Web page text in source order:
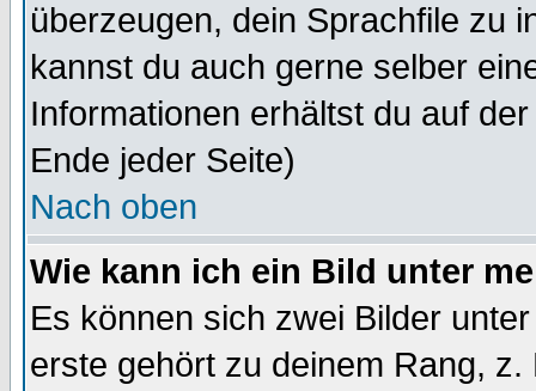
überzeugen, dein Sprachfile zu
kannst du auch gerne selber
Informationen erhältst du auf
Ende jeder Seite)
Nach oben
Wie kann ich ein Bild unter
Es können sich zwei Bilder
erste gehört zu deinem Rang,